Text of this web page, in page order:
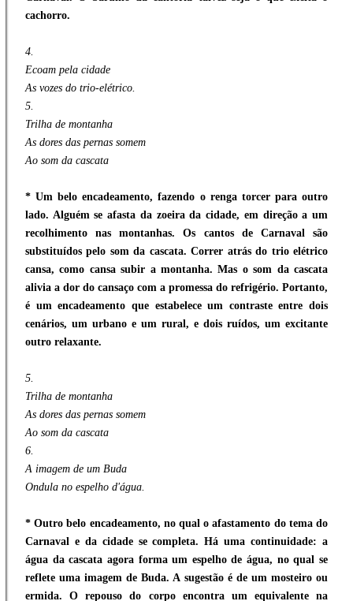
cachorro.
4.
Ecoam pela cidade
As vozes do trio-elétrico.
5.
Trilha de montanha
As dores das pernas somem
Ao som da cascata
* Um belo encadeamento, fazendo o renga torcer para outro
lado. Alguém se afasta da zoeira da cidade, em direção a um
recolhimento nas montanhas. Os cantos de Carnaval são
substituídos pelo som da cascata. Correr atrás do trio elétrico
cansa, como cansa subir a montanha. Mas o som da cascata
alivia a dor do cansaço com a promessa do refrigério. Portanto,
é um encadeamento que estabelece um contraste entre dois
cenários, um urbano e um rural, e dois ruídos, um excitante
outro relaxante.
5.
Trilha de montanha
As dores das pernas somem
Ao som da cascata
6.
A imagem de um Buda
Ondula no espelho d'água.
* Outro belo encadeamento, no qual o afastamento do tema do
Carnaval e da cidade se completa. Há uma continuidade: a
água da cascata agora forma um espelho de água, no qual se
reflete uma imagem de Buda. A sugestão é de um mosteiro ou
ermida. O repouso do corpo encontra um equivalente na